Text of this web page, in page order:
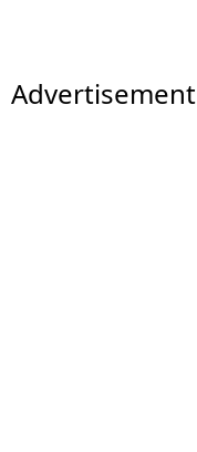
Advertisement